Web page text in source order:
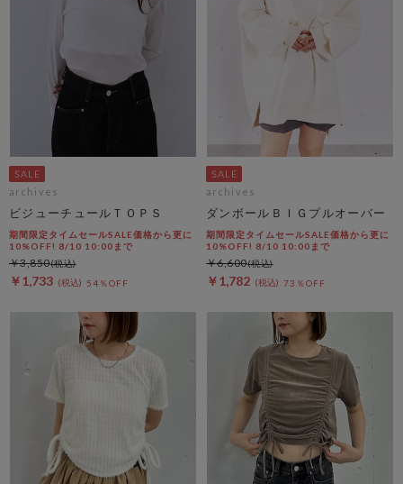
archives
ビジューチュールＴＯＰＳ
期間限定タイムセールSALE価格から更に
10%OFF! 8/10 10:00まで
￥1,733 54％OFF
￥3,850
archives
ダンボールＢＩＧプルオーバー
期間限定タイムセールSALE価格から更に
10%OFF! 8/10 10:00まで
￥1,782 73％OFF
￥6,600